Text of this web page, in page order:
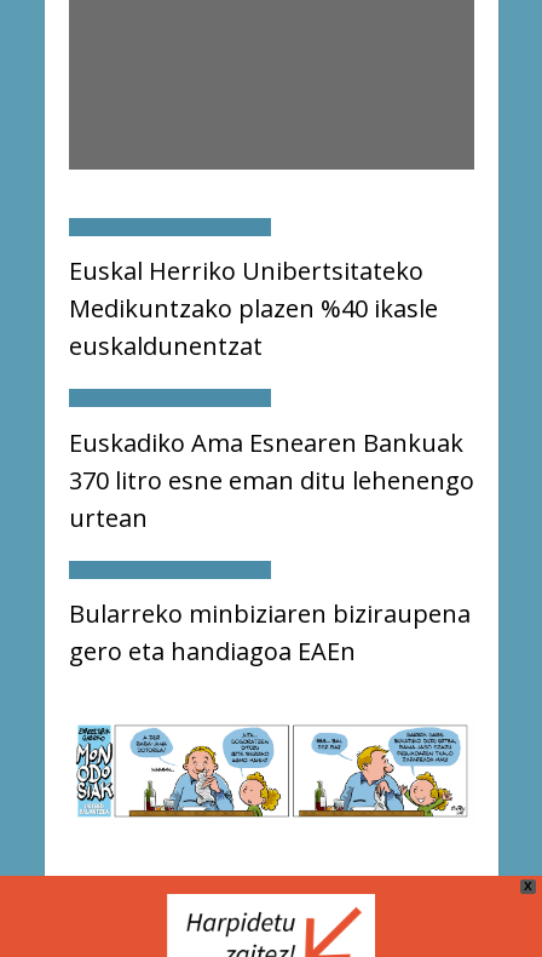
Euskal Herriko Unibertsitateko
Medikuntzako plazen %40 ikasle
euskaldunentzat
Euskadiko Ama Esnearen Bankuak
370 litro esne eman ditu lehenengo
urtean
Bularreko minbiziaren biziraupena
gero eta handiagoa EAEn
X